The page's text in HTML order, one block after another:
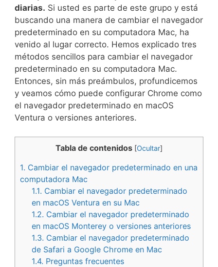
diarias. Si usted es parte de este grupo y está
buscando una manera de cambiar el navegador
predeterminado en su computadora Mac, ha
venido al lugar correcto. Hemos explicado tres
métodos sencillos para cambiar el navegador
predeterminado en su computadora Mac.
Entonces, sin más preámbulos, profundicemos
y veamos cómo puede configurar Chrome como
el navegador predeterminado en macOS
Ventura o versiones anteriores.
Tabla de contenidos [Ocultar]
1. Cambiar el navegador predeterminado en una
computadora Mac
1.1. Cambiar el navegador predeterminado
en macOS Ventura en su Mac
1.2. Cambiar el navegador predeterminado
en macOS Monterey o versiones anteriores
1.3. Cambiar el navegador predeterminado
de Safari a Google Chrome en Mac
1.4. Preguntas frecuentes